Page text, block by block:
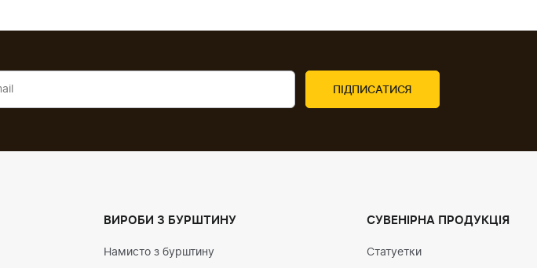
ВИРОБИ З БУРШТИНУ
Намисто з бурштину
СУВЕНІРНА ПРОДУКЦІЯ
Статуетки